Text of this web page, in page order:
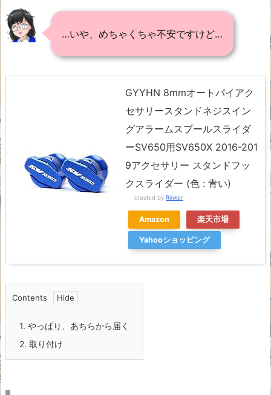
…いや、めちゃくちゃ不安ですけど…
GYYHN 8mmオートバイアク
セサリースタンドネジスイン
グアラームスプールスライダ
ーSV650用SV650X 2016-201
9アクセサリー スタンドフッ
クスライダー (色 : 青い)
created by Rinker
Amazon 楽天市場
Yahooショッピング
Contents
1. やっぱり、あちらから届く
2. 取り付け